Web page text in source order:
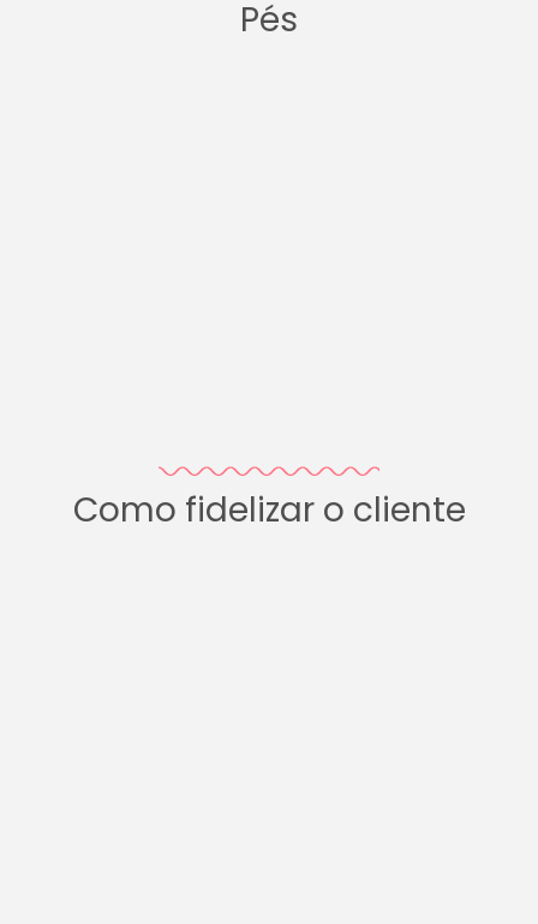
Pés
Como fidelizar o cliente